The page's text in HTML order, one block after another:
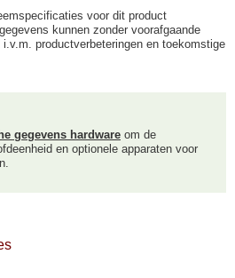
voor dit product
kunnen zonder voorafgaande
productverbeteringen en toekomstige
gegevens hardware om de
en optionele apparaten voor